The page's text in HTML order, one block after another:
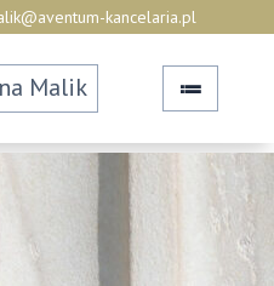
kancelaria.pl
Malik ≔